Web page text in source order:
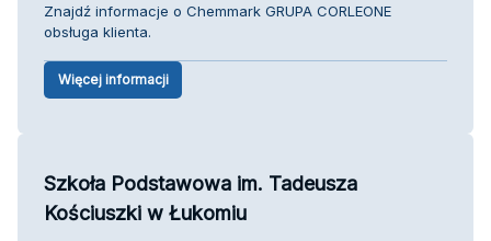
Znajdź informacje o Chemmark GRUPA CORLEONE
obsługa klienta.
Więcej informacji
Szkoła Podstawowa im. Tadeusza
Kościuszki w Łukomiu